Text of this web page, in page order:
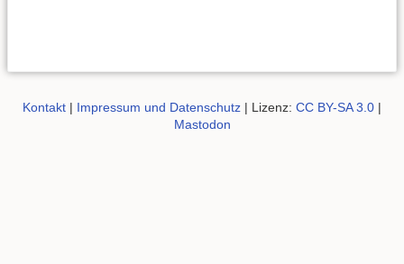
Kontakt | Impressum und Datenschutz | Lizenz: CC BY-SA 3.0 |
Mastodon